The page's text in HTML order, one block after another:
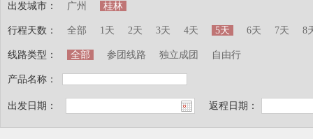
出发城市：
行程天数：
线路类型：
产品名称：
广州 桂林
全部 1天 2天 3天 4天 5天 6天 7天 8
全部 参团线路 独立成团 自由行
出发日期： 返程日期：